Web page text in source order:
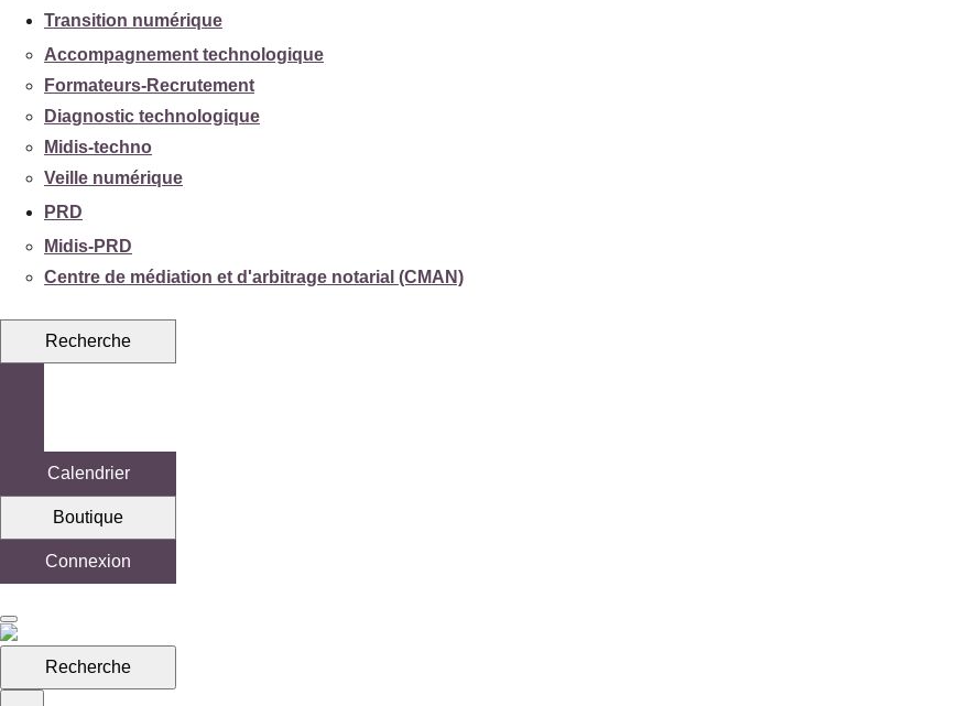
Transition numérique
Accompagnement technologique
Formateurs-Recrutement
Diagnostic technologique
Midis-techno
Veille numérique
PRD
Midis-PRD
Centre de médiation et d'arbitrage notarial (CMAN)
Recherche
Calendrier
Boutique
Connexion
Recherche